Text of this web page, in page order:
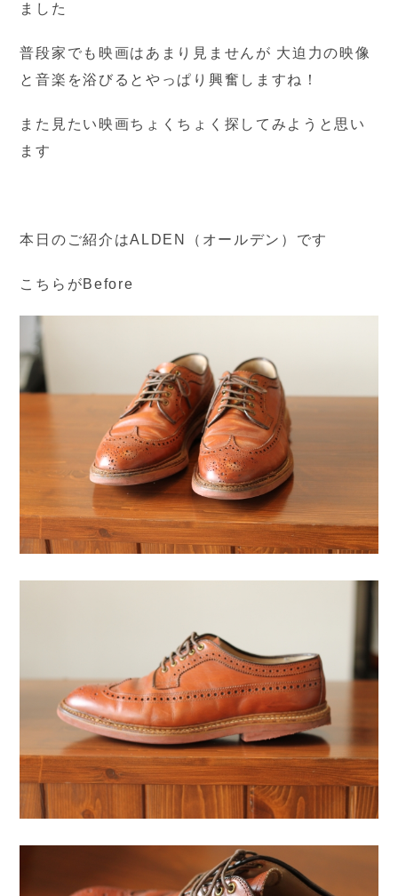
ました
普段家でも映画はあまり見ませんが 大迫力の映像
と音楽を浴びるとやっぱり興奮しますね！
また見たい映画ちょくちょく探してみようと思い
ます
本日のご紹介はALDEN（オールデン）です
こちらがBefore